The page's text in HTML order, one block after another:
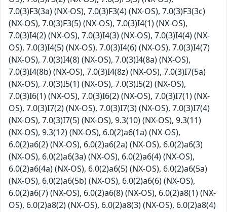
7.0(3)F3(3a) (NX-OS), 7.0(3)F3(4) (NX-OS), 7.0(3)F3(3c)
(NX-OS), 7.0(3)F3(5) (NX-OS), 7.0(3)I4(1) (NX-OS),
7.0(3)I4(2) (NX-OS), 7.0(3)I4(3) (NX-OS), 7.0(3)I4(4) (NX-
OS), 7.0(3)I4(5) (NX-OS), 7.0(3)I4(6) (NX-OS), 7.0(3)I4(7)
(NX-OS), 7.0(3)I4(8) (NX-OS), 7.0(3)I4(8a) (NX-OS),
7.0(3)I4(8b) (NX-OS), 7.0(3)I4(8z) (NX-OS), 7.0(3)I7(5a)
(NX-OS), 7.0(3)I5(1) (NX-OS), 7.0(3)I5(2) (NX-OS),
7.0(3)I6(1) (NX-OS), 7.0(3)I6(2) (NX-OS), 7.0(3)I7(1) (NX-
OS), 7.0(3)I7(2) (NX-OS), 7.0(3)I7(3) (NX-OS), 7.0(3)I7(4)
(NX-OS), 7.0(3)I7(5) (NX-OS), 9.3(10) (NX-OS), 9.3(11)
(NX-OS), 9.3(12) (NX-OS), 6.0(2)a6(1a) (NX-OS),
6.0(2)a6(2) (NX-OS), 6.0(2)a6(2a) (NX-OS), 6.0(2)a6(3)
(NX-OS), 6.0(2)a6(3a) (NX-OS), 6.0(2)a6(4) (NX-OS),
6.0(2)a6(4a) (NX-OS), 6.0(2)a6(5) (NX-OS), 6.0(2)a6(5a)
(NX-OS), 6.0(2)a6(5b) (NX-OS), 6.0(2)a6(6) (NX-OS),
6.0(2)a6(7) (NX-OS), 6.0(2)a6(8) (NX-OS), 6.0(2)a8(1) (NX-
OS), 6.0(2)a8(2) (NX-OS), 6.0(2)a8(3) (NX-OS), 6.0(2)a8(4)